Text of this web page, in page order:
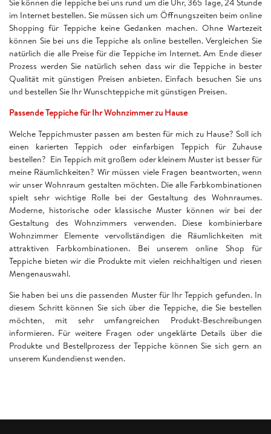
im Internet bestellen. Sie müssen sich um Öffnungszeiten beim online
Shopping für Teppiche keine Gedanken machen. Ohne Wartezeit
können Sie bei uns die Teppiche als online bestellen. Vergleichen Sie
natürlich die alle Preise für die Teppiche im Internet. Am Ende dieser
Prozess werden Sie natürlich sehen dass wir die Teppiche in bester
Qualität mit günstigen Preisen anbieten. Einfach besuchen Sie uns
und bestellen Sie Ihr Wunschteppiche mit günstigen Preisen.
Passende Teppiche für Ihr Wohnzimmer zu Hause
Welche Teppichmuster passen am besten für mich zu Hause? Soll ich
einen karierten Teppich oder einfarbigen Teppich für Zuhause
bestellen? Ein Teppich mit großem oder kleinem Muster ist besser für
meine Räumlichkeiten? Wir müssen viele Fragen beantworten, wenn
wir unser Wohnraum gestalten möchten. Die alle Farbkombinationen
spielt sehr wichtige Rolle bei der Gestaltung des Wohnraumes.
Moderne, historische oder klassische Muster können wir bei der
Gestaltung des Wohnzimmers verwenden. Diese kombinierbare
Wohnzimmer Elemente vervollständigen die Räumlichkeiten mit
attraktiven Farbkombinationen. Bei unserem online Shop für
Teppiche bieten wir die Produkte mit vielen reichhaltigen und riesen
Mengenauswahl.
Sie haben bei uns die passenden Muster für Ihr Teppich gefunden. In
diesem Schritt können Sie sich über die Teppiche, die Sie bestellen
möchten, mit sehr umfangreichen Produkt-Beschreibungen
informieren. Für weitere Fragen oder ungeklärte Details über die
Produkte und Bestellprozess der Teppiche können Sie sich gern an
unserem Kundendienst wenden.